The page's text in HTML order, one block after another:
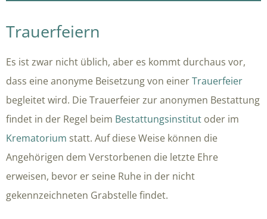
Trauerfeiern
Es ist zwar nicht üblich, aber es kommt durchaus vor,
dass eine anonyme Beisetzung von einerTrauerfeier
begleitet wird. Die Trauerfeier zur anonymen Bestattung
findet in der Regel beim Bestattungsinstitut oder im
Krematorium statt. Auf diese Weise können die
Angehörigen dem Verstorbenen die letzte Ehre
erweisen, bevor er seine Ruhe in der nicht
gekennzeichneten Grabstelle findet.